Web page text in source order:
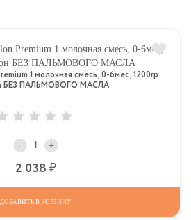
1 молочная смесь, 0-6мес, 1200гр
БЕЗ ПАЛЬМОВОГО МАСЛА
- +
2 038
ДОБАВИТЬ В КОРЗИНУ